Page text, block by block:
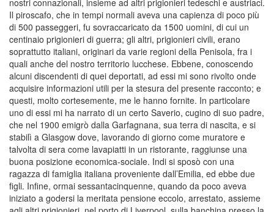
Il piroscafo, che in tempi normali aveva una capienza di poco più
di 500 passeggeri, fu sovraccaricato da 1500 uomini, di cui un
centinaio prigionieri di guerra; gli altri, prigionieri civili, erano
soprattutto italiani, originari da varie regioni della Penisola, fra i
quali anche del nostro territorio lucchese. Ebbene, conoscendo
alcuni discendenti di quei deportati, ad essi mi sono rivolto onde
acquisire informazioni utili per la stesura del presente racconto; e
questi, molto cortesemente, me le hanno fornite. In particolare
uno di essi mi ha narrato di un certo Saverio, cugino di suo padre,
che nel 1900 emigrò dalla Garfagnana, sua terra di nascita, e si
stabilì a Glasgow dove, lavorando di giorno come muratore e
talvolta di sera come lavapiatti in un ristorante, raggiunse una
buona posizione economica-sociale. Indi si sposò con una
ragazza di famiglia italiana proveniente dall’Emilia, ed ebbe due
figli. Infine, ormai sessantacinquenne, quando da poco aveva
iniziato a godersi la meritata pensione eccolo, arrestato, assieme